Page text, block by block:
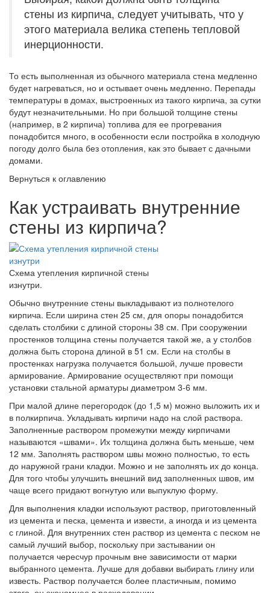
стены из кирпича, следует учитывать, что у
этого материала велика степень тепловой
инерционности.
То есть выполненная из обычного материала стена медленно
будет нагреваться, но и остывает очень медленно. Перепады
температуры в домах, выстроенных из такого кирпича, за сутки
будут незначительными. Но при большой толщине стены
(например, в 2 кирпича) топлива для ее прогревания
понадобится много, в особенности если постройка в холодную
погоду долго была без отопления, как это бывает с дачными
домами.
Вернуться к оглавлению
Как устраивать внутренние
стены из кирпича?
Схема утепления кирпичной стены
изнутри.
Обычно внутренние стены выкладывают из полнотелого
кирпича. Если ширина стен 25 см, для опоры понадобится
сделать столбики с длиной стороны 38 см. При сооружении
простенков толщина стены получается такой же, а у столбов
должна быть сторона длиной в 51 см. Если на столбы в
простенках нагрузка получается большой, лучше провести
армирование. Армирование осуществляют при помощи
установки стальной арматуры диаметром 3-6 мм.
При малой длине перегородок (до 1,5 м) можно выложить их и
в полкирпича. Укладывать кирпичи надо на слой раствора.
Заполненные раствором промежутки между кирпичами
называются «швами». Их толщина должна быть меньше, чем
12 мм. Заполнять раствором швы можно полностью, то есть
до наружной грани кладки. Можно и не заполнять их до конца.
Для того чтобы улучшить внешний вид заполненных швов, им
чаще всего придают вогнутую или выпуклую форму.
Для выполнения кладки используют раствор, приготовленный
из цемента и песка, цемента и извести, а иногда и из цемента
с глиной. Для внутренних стен раствор из цемента с песком не
самый лучший выбор, поскольку при застывании он
получается чересчур прочным вне зависимости от марки
выбранного цемента. Лучше для добавки выбирать глину или
известь. Раствор получается более пластичным, помимо